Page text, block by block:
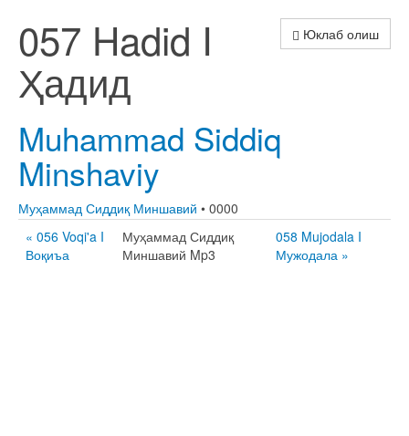
Юклаб олиш
057 Hadid I
Ҳадид
Muhammad Siddiq
Minshaviy
Муҳаммад Сиддиқ Миншавий • 0000
« 056 Voqi'a I
Воқиъа
Муҳаммад Сиддиқ
Миншавий Mp3
058 Mujodala I
Мужодала »